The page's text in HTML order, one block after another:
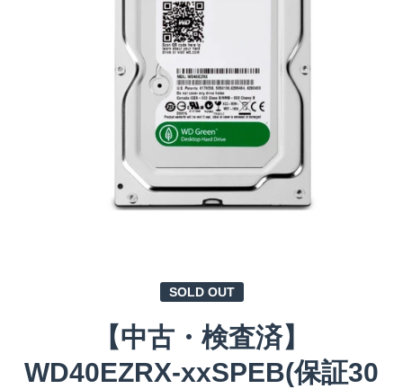
SOLD OUT
【中古・検査済】
WD40EZRX-xxSPEB(保証30